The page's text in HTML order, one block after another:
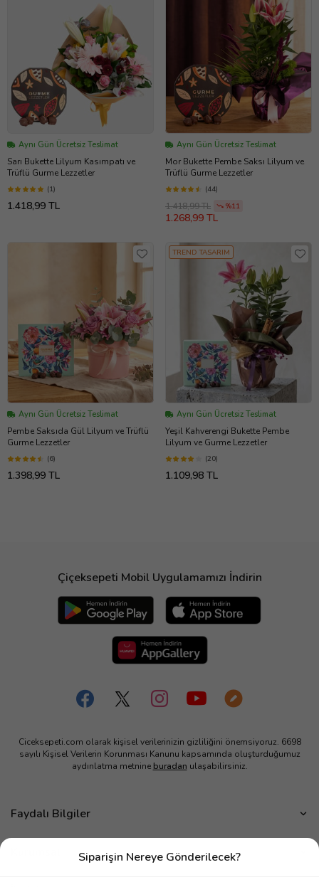
Siparişin Nereye Gönderilecek?
Aynı Gün Ücretsiz Teslimat
Sarı Bukette Lilyum Kasımpatı ve
Trüflü Gurme Lezzetler
(1)
1.418,99 TL
Aynı Gün Ücretsiz Teslimat
Mor Bukette Pembe Saksı Lilyum ve
Trüflü Gurme Lezzetler
(44)
1.418,99 TL %11
1.268,99 TL
Aynı Gün Ücretsiz Teslimat
Pembe Saksıda Gül Lilyum ve Trüflü
Gurme Lezzetler
(6)
1.398,99 TL
TREND TASARIM
Aynı Gün Ücretsiz Teslimat
Yeşil Kahverengi Bukette Pembe
Lilyum ve Gurme Lezzetler
(20)
1.109,98 TL
Çiçeksepeti Mobil Uygulamamızı İndirin
Ciceksepeti.com olarak kişisel verilerinizin gizliliğini önemsiyoruz. 6698
sayılı Kişisel Verilerin Korunması Kanunu kapsamında oluşturduğumuz
aydınlatma metnine buradan ulaşabilirsiniz.
Faydalı Bilgiler
Çiçek Bakımı
Çiçek Eşliğinde Notlar